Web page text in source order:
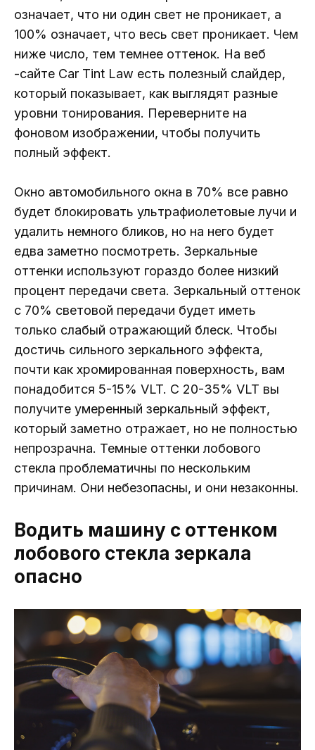
означает, что ни один свет не проникает, а
100% означает, что весь свет проникает. Чем
ниже число, тем темнее оттенок. На веб
-сайте Car Tint Law есть полезный слайдер,
который показывает, как выглядят разные
уровни тонирования. Переверните на
фоновом изображении, чтобы получить
полный эффект.
Окно автомобильного окна в 70% все равно
будет блокировать ультрафиолетовые лучи и
удалить немного бликов, но на него будет
едва заметно посмотреть. Зеркальные
оттенки используют гораздо более низкий
процент передачи света. Зеркальный оттенок
с 70% световой передачи будет иметь
только слабый отражающий блеск. Чтобы
достичь сильного зеркального эффекта,
почти как хромированная поверхность, вам
понадобится 5-15% VLT. С 20-35% VLT вы
получите умеренный зеркальный эффект,
который заметно отражает, но не полностью
непрозрачна. Темные оттенки лобового
стекла проблематичны по нескольким
причинам. Они небезопасны, и они незаконны.
Водить машину с оттенком
лобового стекла зеркала
опасно